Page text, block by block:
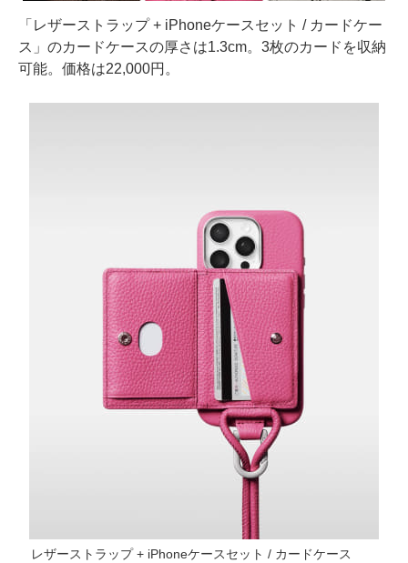
「レザーストラップ + iPhoneケースセット / カードケー
ス」のカードケースの厚さは1.3cm。3枚のカードを収納
可能。価格は22,000円。
レザーストラップ + iPhoneケースセット / カードケース